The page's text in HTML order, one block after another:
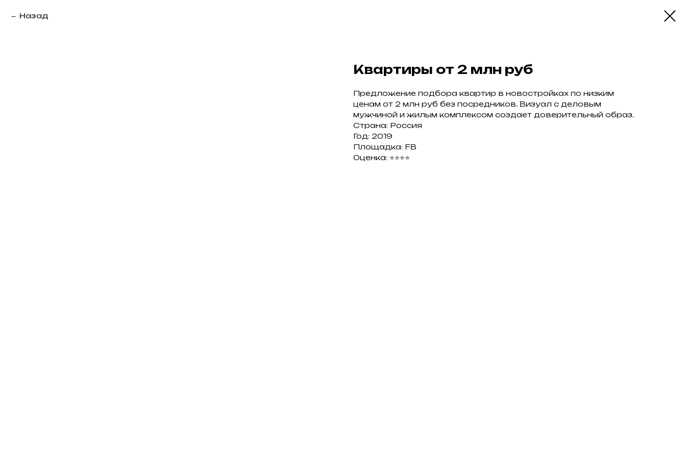
Назад
Квартиры от 2 млн руб
Предложение подбора квартир в новостройках по низким
ценам от 2 млн руб без посредников. Визуал с деловым
мужчиной и жилым комплексом создает доверительный образ.
Страна: Россия
Год: 2019
Площадка: FB
Оценка: ⭐⭐⭐⭐